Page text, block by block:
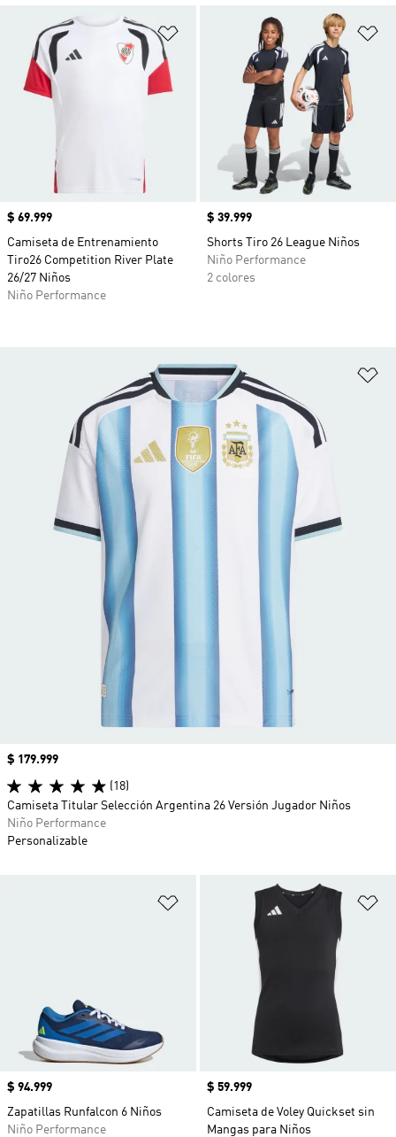
Añadir a la lista de deseos
Precio
$ 69.999
Camiseta de Entrenamiento
Tiro26 Competition River Plate
26/27 Niños
Niño Performance
Precio
$ 39.999
Shorts Tiro 26 League Niños
Niño Performance
2 colores
Añadir a la lista de deseos
Precio
$ 94.999
Zapatillas Runfalcon 6 Niños
Niño Performance
Precio
$ 59.999
Camiseta de Voley Quickset sin
Mangas para Niños
Precio
$ 179.999
(18)
Camiseta Titular Selección Argentina 26 Versión Jugador Niños
Niño Performance
Personalizable